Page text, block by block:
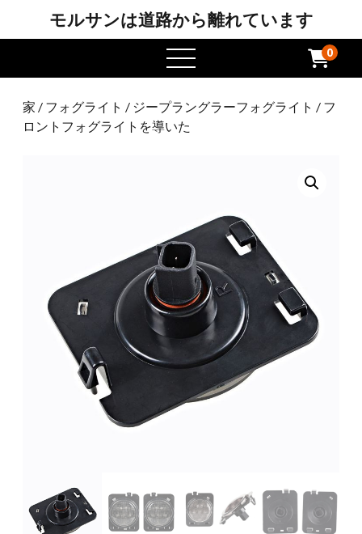
モルサンは道路から離れています
メ
ニ
ー
を
0
家 / フォグライト / ジープラングラーフォグライト / フ
ロントフォグライトを導いた